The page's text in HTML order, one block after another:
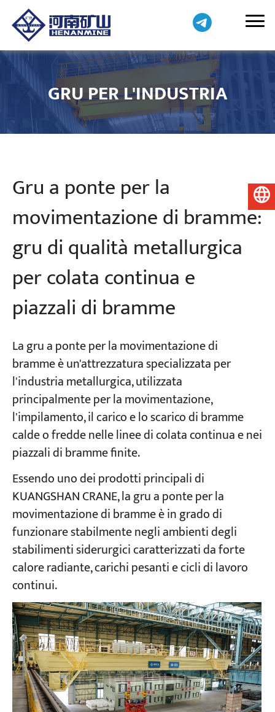
Progetti
Notizie
Applicazioni
Chi siamo
Contattaci
GRU PER L'INDUSTRIA
Gru a ponte per la
movimentazione di bramme:
gru di qualità metallurgica
per colata continua e
piazzali di bramme
La gru a ponte per la movimentazione di
bramme è un'attrezzatura specializzata per
l'industria metallurgica, utilizzata
principalmente per la movimentazione,
l'impilamento, il carico e lo scarico di bramme
calde o fredde nelle linee di colata continua e nei
piazzali di bramme finite.
Essendo uno dei prodotti principali di
KUANGSHAN CRANE, la gru a ponte per la
movimentazione di bramme è in grado di
funzionare stabilmente negli ambienti degli
stabilimenti siderurgici caratterizzati da forte
calore radiante, carichi pesanti e cicli di lavoro
continui.
Italiano